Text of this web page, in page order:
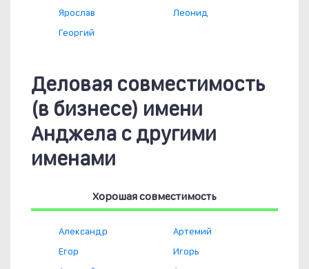
Ярослав
Георгий
Леонид
Деловая совместимость
(в бизнесе) имени
Анджела с другими
именами
Хорошая совместимость
Александр
Егор
Артемий
Игорь